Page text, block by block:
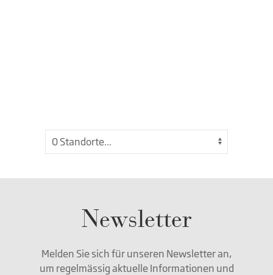
Newsletter
Melden Sie sich für unseren Newsletter an,
um regelmässig aktuelle Informationen und